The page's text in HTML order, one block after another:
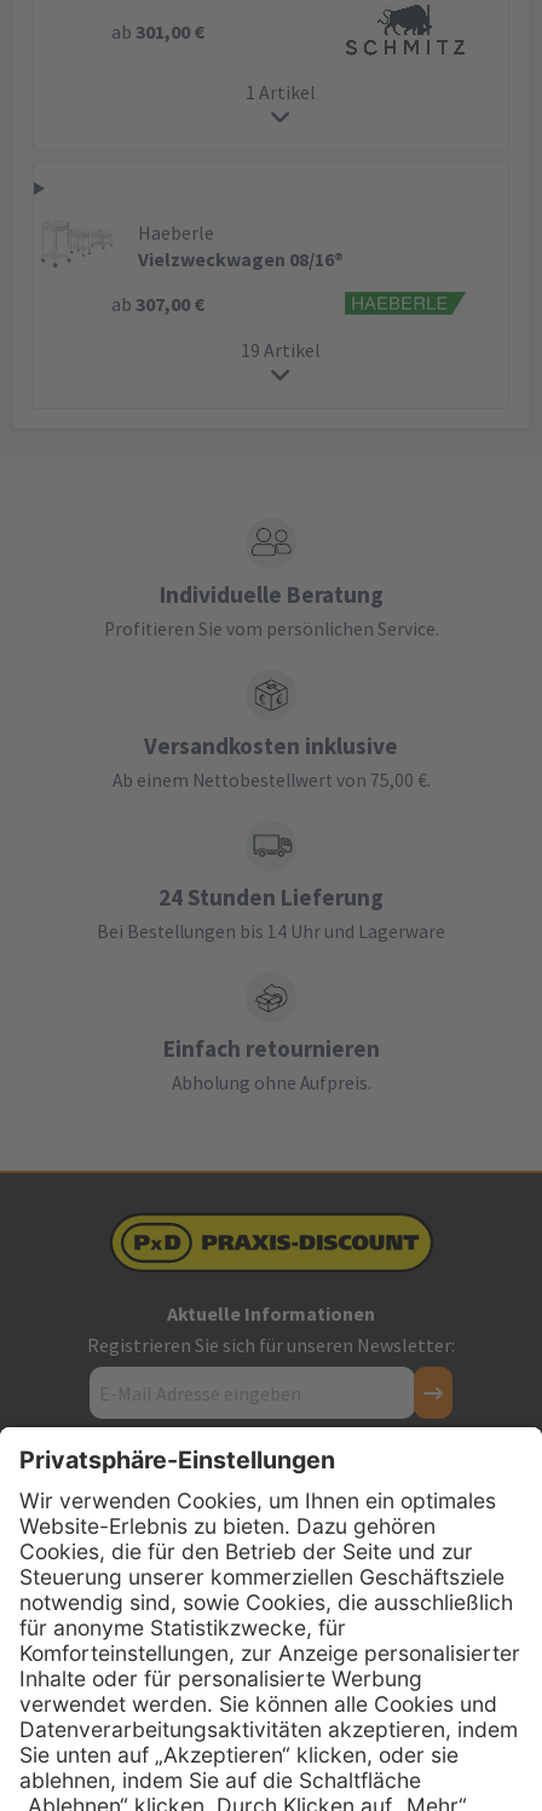
ab 301,00 €
1 Artikel
Haeberle
Vielzweckwagen 08/16®
ab 307,00 €
19 Artikel
Individuelle Beratung
Profitieren Sie vom persönlichen Service.
Versandkosten inklusive
Ab einem Nettobestellwert von 75,00 €.
24 Stunden Lieferung
Bei Bestellungen bis 14 Uhr und Lagerware
Einfach retournieren
Abholung ohne Aufpreis.
Aktuelle Informationen
Registrieren Sie sich für unseren Newsletter:
Kontakt
Firmensitz
PxD Praxis-Discount GmbH
Hans-Wunderlich-Straße 7
D-49078 Osnabrück
Telefon: 0800 - 600 66 30
Telefon:0800 - 07 01 96
E-Mail:info @ praxis-discount.de
Services Hilfe